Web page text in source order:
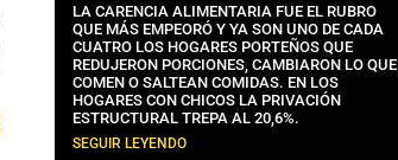
LA CARENCIA ALIMENTARIA FUE EL RUBRO
QUE MÁS EMPEORÓ Y YA SON UNO DE CADA
CUATRO LOS HOGARES PORTEÑOS QUE
REDUJERON PORCIONES, CAMBIARON LO QUE
COMEN O SALTEAN COMIDAS. EN LOS
HOGARES CON CHICOS LA PRIVACIÓN
ESTRUCTURAL TREPA AL 20,6%.
SEGUIR LEYENDO